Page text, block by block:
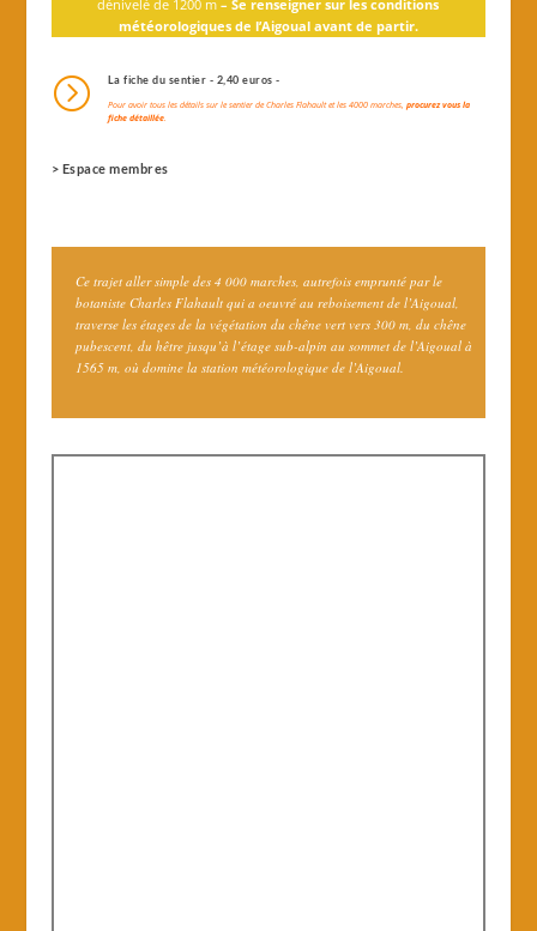
dénivelé de 1200 m– Se renseigner sur les conditions
météorologiques de l’Aigoual avant de partir.
= La fiche du sentier - 2,40 euros -
Pour avoir tous les détails sur le sentier de Charles Flahault et les 4000 marches, procurez vous la
fiche détaillée.
> Espace membres
Ce trajet aller simple des 4 000 marches, autrefois emprunté par le
botaniste Charles Flahault qui a oeuvré au reboisement de l’Aigoual,
traverse les étages de la végétation du chêne vert vers 300 m, du chêne
pubescent, du hêtre jusqu’à l’étage sub-alpin au sommet de l’Aigoual à
1565 m, où domine la station météorologique de l’Aigoual.